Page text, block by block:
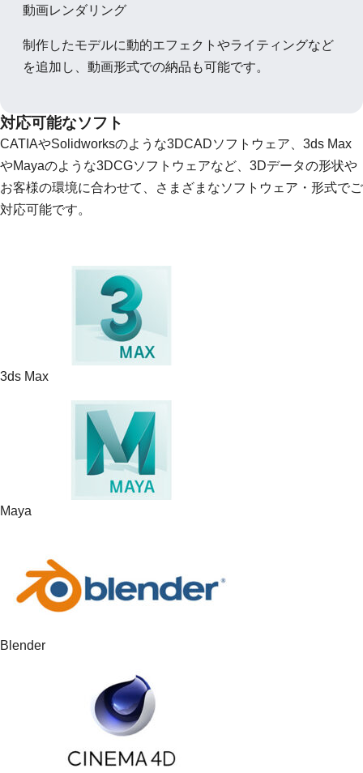
動画レンダリング
制作したモデルに動的エフェクトやライティングなど
を追加し、動画形式での納品も可能です。
対応可能なソフト
CATIAやSolidworksのような3DCADソフトウェア、3ds Max
やMayaのような3DCGソフトウェアなど、3Dデータの形状や
お客様の環境に合わせて、さまざまなソフトウェア・形式でご
対応可能です。
3ds Max
Maya
Blender